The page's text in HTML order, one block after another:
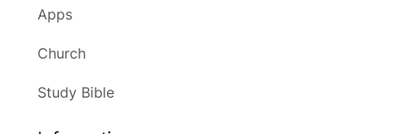
Apps
Church
Study Bible